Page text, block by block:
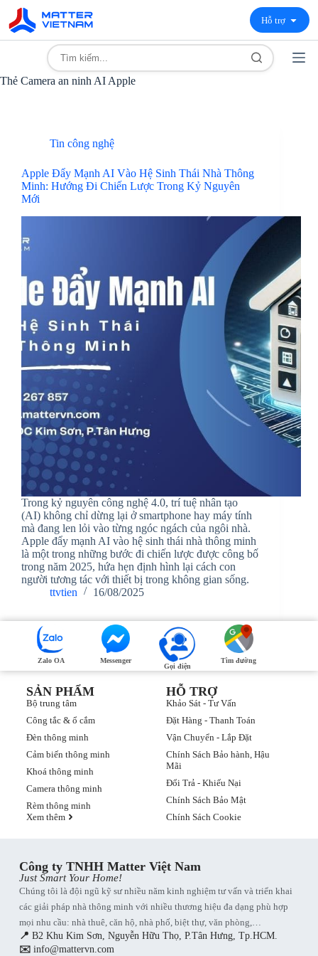
Hỗ trợ
Thẻ Camera an ninh AI Apple
Tin công nghệ
Apple Đẩy Mạnh AI Vào Hệ Sinh Thái Nhà Thông
Minh: Hướng Đi Chiến Lược Trong Kỷ Nguyên
Mới
Trong kỷ nguyên công nghệ 4.0, trí tuệ nhân tạo
(AI) không chỉ dừng lại ở smartphone hay máy tính
mà đang len lỏi vào từng ngóc ngách của ngôi nhà.
Apple đẩy mạnh AI vào hệ sinh thái nhà thông minh
là một trong những bước đi chiến lược được công bố
trong năm 2025, hứa hẹn định hình lại cách con
người tương tác với thiết bị trong không gian sống.
ttvtien
16/08/2025
Zalo OA Messenger
Gọi điện
Tìm đường
HỖ TRỢ
Khảo Sát - Tư Vấn
Đặt Hàng - Thanh Toán
Vận Chuyển - Lắp Đặt
Chính Sách Bảo hành, Hậu
Mãi
Đổi Trả - Khiếu Nại
Chính Sách Bảo Mật
Chính Sách Cookie
SẢN PHẨM
Bộ trung tâm
Công tắc & ổ cắm
Đèn thông minh
Cảm biến thông minh
Khoá thông minh
Camera thông minh
Rèm thông minh
Xem thêm
Công ty TNHH Matter Việt Nam
Just Smart Your Home!
Chúng tôi là đội ngũ kỹ sư nhiều năm kinh nghiệm tư vấn và triển khai
các giải pháp nhà thông minh với nhiều thương hiệu đa dạng phù hợp
mọi nhu cầu: nhà thuê, căn hộ, nhà phố, biệt thự, văn phòng,…
📍 B2 Khu Kim Sơn, Nguyễn Hữu Thọ, P.Tân Hưng, Tp.HCM.
✉️ info@mattervn.com